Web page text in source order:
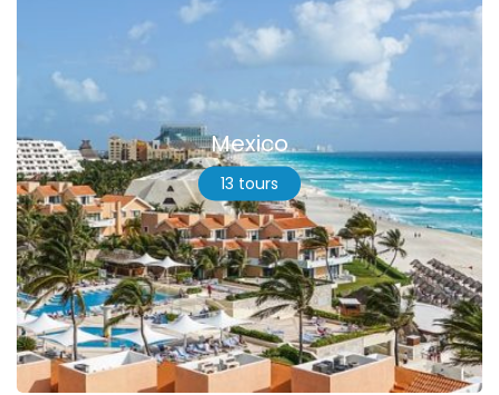
Mexico
13 tours